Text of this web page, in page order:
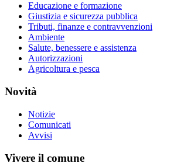
Educazione e formazione
Giustizia e sicurezza pubblica
Tributi, finanze e contravvenzioni
Ambiente
Salute, benessere e assistenza
Autorizzazioni
Agricoltura e pesca
Novità
Notizie
Comunicati
Avvisi
Vivere il comune